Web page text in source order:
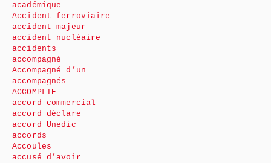
académique
Accident ferroviaire
accident majeur
accident nucléaire
accidents
accompagné
Accompagné d’un
accompagnés
ACCOMPLIE
accord commercial
accord déclare
accord Unedic
accords
Accoules
accusé d’avoir